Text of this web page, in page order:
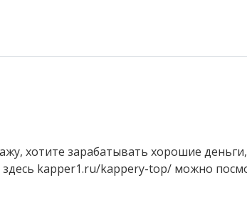
хотите зарабатывать хорошие деньги,
kapper1.ru/kappery-top/ можно